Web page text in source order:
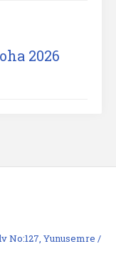
2026
No:127, Yunusemre /